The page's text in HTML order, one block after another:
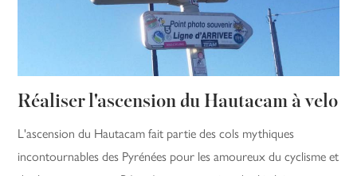
Réaliser l'ascension du Hautacam à velo
L'ascension du Hautacam fait partie des cols mythiques
incontournables des Pyrénées pour les amoureux du cyclisme et